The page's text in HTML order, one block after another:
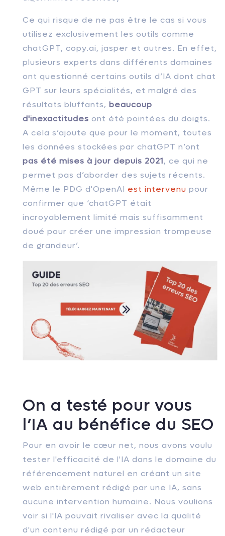
Ce qui risque de ne pas être le cas si vous
utilisez exclusivement les outils comme
chatGPT, copy.ai, jasper et autres. En effet,
plusieurs experts dans différents domaines
ont questionné certains outils d’IA dont chat
GPT sur leurs spécialités, et malgré des
résultats bluffants, beaucoup
d'inexactitudes ont été pointées du doigts.
A cela s’ajoute que pour le moment, toutes
les données stockées par chatGPT n’ont
pas été mises à jour depuis 2021, ce qui ne
permet pas d’aborder des sujets récents.
Même le PDG d'OpenAI est intervenu pour
confirmer que ‘chatGPT était
incroyablement limité mais suffisamment
doué pour créer une impression trompeuse
de grandeur’.
On a testé pour vous
l’IA au bénéfice du SEO
Pour en avoir le cœur net, nous avons voulu
tester l'efficacité de l'IA dans le domaine du
référencement naturel en créant un site
web entièrement rédigé par une IA, sans
aucune intervention humaine. Nous voulions
voir si l'IA pouvait rivaliser avec la qualité
d'un contenu rédigé par un rédacteur